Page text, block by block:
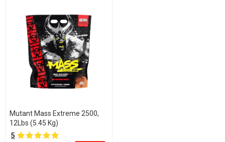
Mutant Mass Extreme 2500,
12Lbs (5.45 Kg)
5